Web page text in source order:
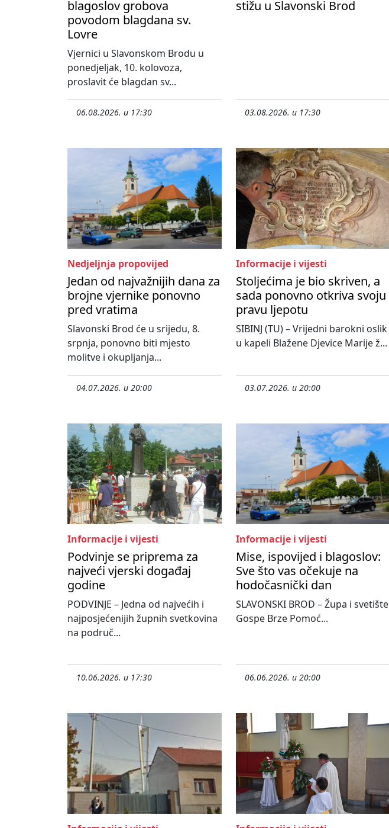
blagoslov grobova
povodom blagdana sv.
Lovre
Vjernici u Slavonskom Brodu u
ponedjeljak, 10. kolovoza,
proslavit će blagdan sv...
06.08.2026. u 17:30
stižu u Slavonski Brod
03.08.2026. u 17:30
Nedjeljnja propovijed
Jedan od najvažnijih dana za
brojne vjernike ponovno
pred vratima
Slavonski Brod će u srijedu, 8.
srpnja, ponovno biti mjesto
molitve i okupljanja...
04.07.2026. u 20:00
Informacije i vijesti
Stoljećima je bio skriven, a
sada ponovno otkriva svoju
pravu ljepotu
SIBINJ (TU) – Vrijedni barokni oslik
u kapeli Blažene Djevice Marije ž...
03.07.2026. u 20:00
Informacije i vijesti
Podvinje se priprema za
najveći vjerski događaj
godine
PODVINJE – Jedna od najvećih i
najposjećenijih župnih svetkovina
na područ...
10.06.2026. u 17:30
Informacije i vijesti
Mise, ispovijed i blagoslov:
Sve što vas očekuje na
hodočasnički dan
SLAVONSKI BROD – Župa i svetište
Gospe Brze Pomoć...
06.06.2026. u 20:00